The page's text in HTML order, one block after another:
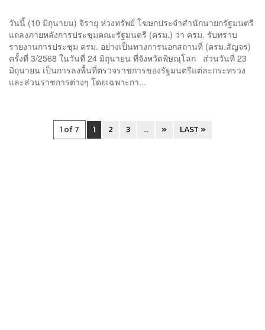
วันนี้ (10 มิถุนายน) จิรายุ ห่วงทรัพย์ โฆษกประจำสำนักนายกรัฐมนตรี
แถลงภายหลังการประชุมคณะรัฐมนตรี (ครม.) ว่า ครม. รับทราบ
รายงานการประชุม ครม. อย่างเป็นทางการนอกสถานที่ (ครม.สัญจร)
ครั้งที่ 3/2568 ในวันที่ 24 มิถุนายน ที่จังหวัดพิษณุโลก ส่วนวันที่ 23
มิถุนายน เป็นการลงพื้นที่ตรวจราชการของรัฐมนตรีแต่ละกระทรวง
และส่วนราชการต่างๆ โดยเฉพาะกา...
1 of 7 1 2 3 ... » LAST »